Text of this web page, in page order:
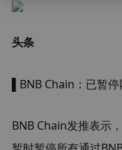
头条
▌BNB Chain：已暂
BNB Chain发推表示